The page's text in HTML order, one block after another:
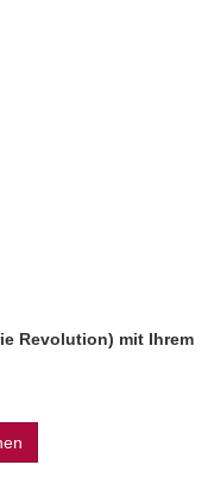
Revolution) mit Ihrem